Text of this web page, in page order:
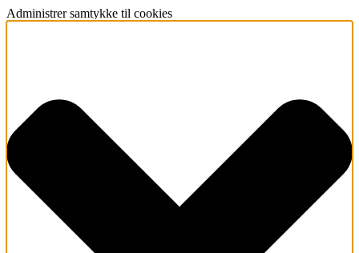
Administrer samtykke til cookies